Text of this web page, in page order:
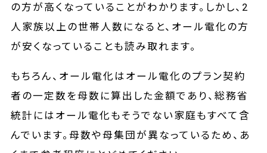
の方が高くなっていることがわかります。しかし、2
人家族以上の世帯人数になると、オール電化の方
が安くなっていることも読み取れます。
もちろん、オール電化はオール電化のプラン契約
者の一定数を母数に算出した金額であり、総務省
統計にはオール電化もそうでない家庭もすべて含
んでいます。母数や母集団が異なっているため、あ